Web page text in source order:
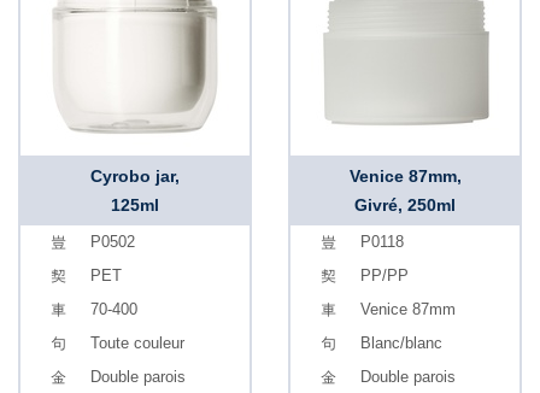
Cyrobo jar,
125ml
P0502
PET
70-400
Toute couleur
Double parois
Venice 87mm,
Givré, 250ml
P0118
PP/PP
Venice 87mm
Blanc/blanc
Double parois